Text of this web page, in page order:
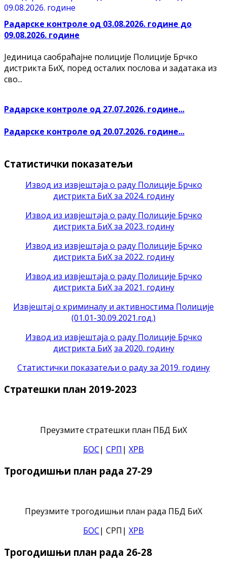
Радарске контроле од 03.08.2026. године до
09.08.2026. године
Јединица саобраћајне полиције Полиције Брчко
дистрикта БиХ, поред осталих послова и задатака из
сво...
Радарске контроле од 27.07.2026. године...
Радарске контроле од 20.07.2026. године...
Статистички показатељи
Извод из извјештаја о раду Полиције Брчко
дистрикта БиХ за 2024. годину
Извод из извјештаја о раду Полиције Брчко
дистрикта БиХ за 2023. годину
Извод из извјештаја о раду Полиције Брчко
дистрикта БиХ за 2022. годину
Извод из извјештаја о раду Полиције Брчко
дистрикта БиХ за 2021. годину
Извјештај о криминалу и активностима Полиције
(01.01-30.09.2021.год.)
Извод из извјештаја о раду Полиције Брчко
дистрикта БиХ за 2020. годину
Статистички показатељи о раду за 2019. годину
Стратешки план 2019-2023
Преузмите стратешки план ПБД БиХ
БОС| СРП | ХРВ
Трогодишњи план рада 27-29
Преузмите трогодишњи план рада ПБД БиХ
БОС| СРП| ХРВ
Трогодишњи план рада 26-28